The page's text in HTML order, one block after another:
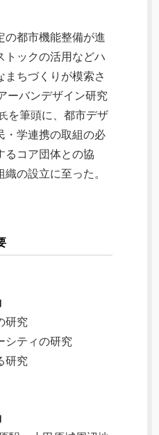
の都市機能整備が進
トックの活用などハ
まちづくりが模索さ
ーバンデザイン研究
氏 を筆頭に、都市デザ
・学連携の取組の必
るコア団体との協
の設立に至った。
研究
ティの研究
研究